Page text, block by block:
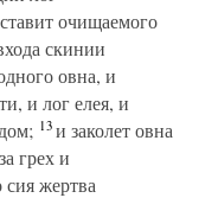
очищаемого
скинии
овна, и
и лог елея, и
13и заколет овна
грех и
жертва